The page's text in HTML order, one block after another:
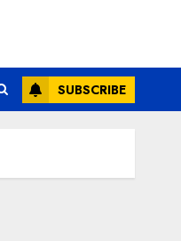
SUBSCRIBE